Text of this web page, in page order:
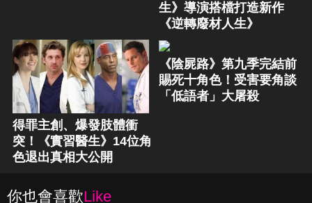
生》導演搭檔打造新作
《逆轉廢材人生》
得罪主創、爆發肢體衝
突！《實習醫生》14位角
色退出真相大公開
《陰屍路》第九季完結前
賜死十角色！受害要角談
「低語者」大屠殺
你也會喜歡Like